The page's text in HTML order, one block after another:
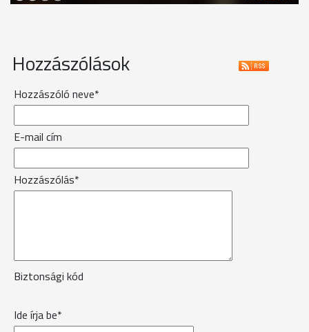
Hozzászólások
Hozzászóló neve*
E-mail cím
Hozzászólás*
Biztonsági kód
Ide írja be*